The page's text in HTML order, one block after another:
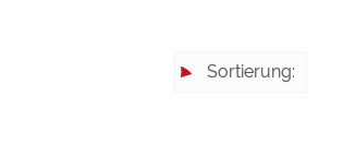
Sortierung: